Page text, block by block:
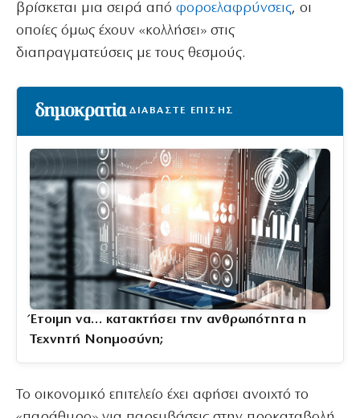
βρίσκεται μια σειρά από φοροελαφρύνσεις, οι
οποίες όμως έχουν «κολλήσει» στις
διαπραγματεύσεις με τους θεσμούς.
ΔΙΑΒΑΣΤΕ ΕΠΙΣΗΣ
Έτοιμη να… κατακτήσει την ανθρωπότητα η
Τεχνητή Νοημοσύνη;
Το οικονομικό επιτελείο έχει αφήσει ανοιχτό το